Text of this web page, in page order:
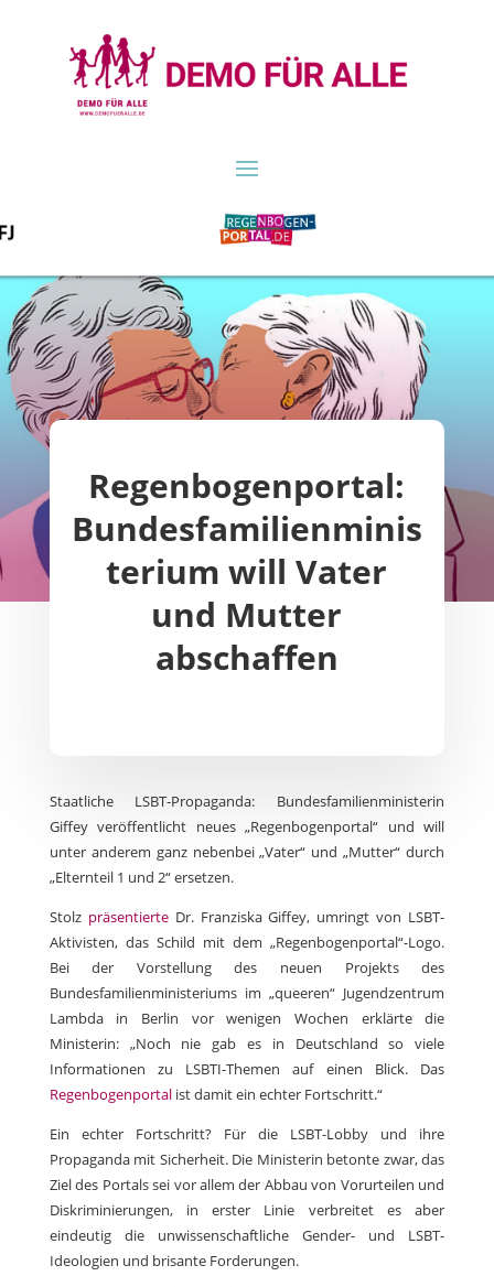
Regenbogenportal:
Bundesfamilienminis
terium will Vater
und Mutter
abschaffen
Staatliche LSBT-Propaganda: Bundesfamilienministerin
Giffey veröffentlicht neues „Regenbogenportal“ und will
unter anderem ganz nebenbei „Vater“ und „Mutter“ durch
„Elternteil 1 und 2“ ersetzen.
Stolz präsentierteDr. Franziska Giffey, umringt von LSBT-
Aktivisten, das Schild mit dem „Regenbogenportal“-Logo.
Bei der Vorstellung des neuen Projekts des
Bundesfamilienministeriums im „queeren“ Jugendzentrum
Lambda in Berlin vor wenigen Wochen erklärte die
Ministerin: „Noch nie gab es in Deutschland so viele
Informationen zu LSBTI-Themen auf einen Blick. Das
Regenbogenportalist damit ein echter Fortschritt.“
Ein echter Fortschritt? Für die LSBT-Lobby und ihre
Propaganda mit Sicherheit. Die Ministerin betonte zwar, das
Ziel des Portals sei vor allem der Abbau von Vorurteilen und
Diskriminierungen, in erster Linie verbreitet es aber
eindeutig die unwissenschaftliche Gender- und LSBT-
Ideologien und brisante Forderungen.